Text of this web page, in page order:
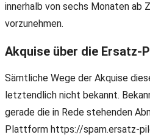
innerhalb von sechs Monaten ab
vorzunehmen.
Akquise über die Ersatz-
Sämtliche Wege der Akquise
letztendlich nicht bekannt.
gerade die in Rede stehenden
Plattform https://spam.ersatz-